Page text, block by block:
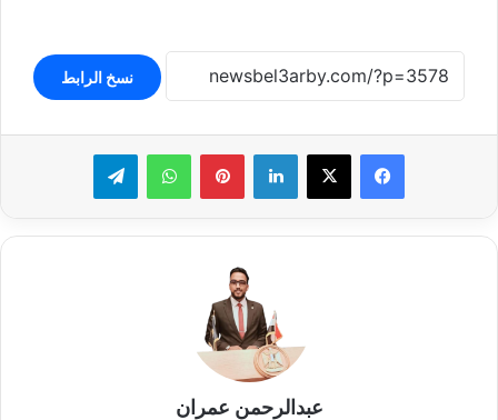
نسخ الرابط
لينكدإن بينتيريستواتساب تيلقرام
عبدالرحمن عمران